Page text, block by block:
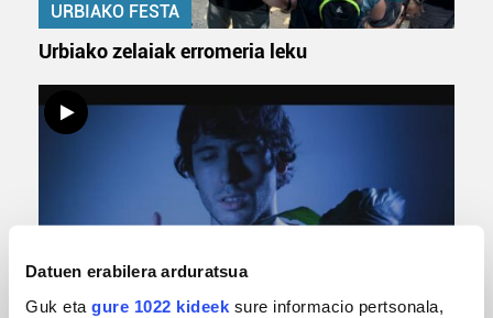
Datuen erabilera arduratsua
Guk eta gure 1022 kideek sure informacio pertsonala,
URBIAKO FESTA
Urbiako zelaiak erromeria leku
MUSIKA